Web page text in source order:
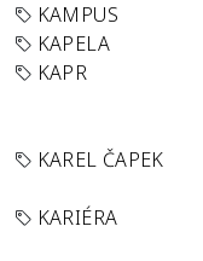
KAMPUS
KAPELA
KAPR
KAREL ČAPEK
KARIÉRA